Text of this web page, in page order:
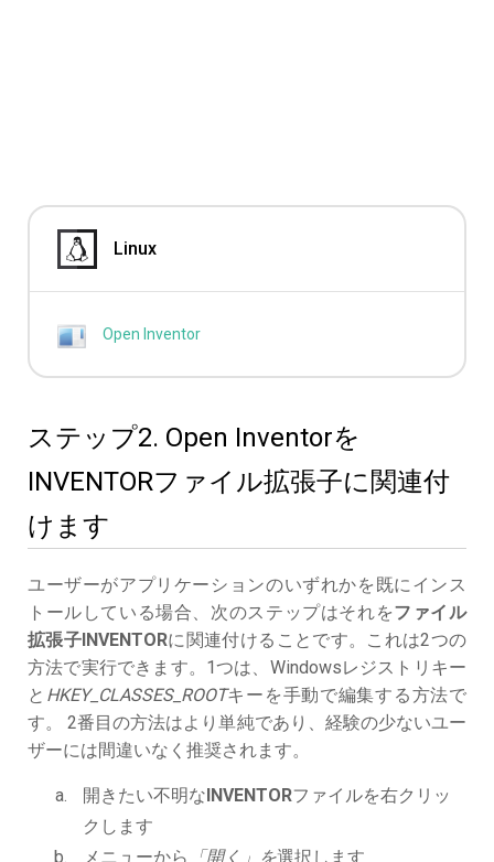
Linux
Open Inventor
ステップ2. Open Inventorを
INVENTORファイル拡張子に関連付
けます
ユーザーがアプリケーションのいずれかを既にインス
トールしている場合、次のステップはそれをファイル
拡張子INVENTORに関連付けることです。これは2つの
方法で実行できます。1つは、Windowsレジストリキー
と HKEY_CLASSES_ROOTキーを手動で編集する方法で
す。 2番目の方法はより単純であり、経験の少ないユー
ザーには間違いなく推奨されます。
開きたい不明なINVENTORファイルを右クリッ
クします
メニューから
「開く」を選択します